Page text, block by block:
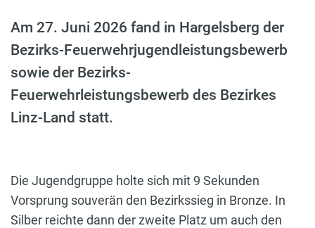
Am 27. Juni 2026 fand in Hargelsberg der
Bezirks-Feuerwehrjugendleistungsbewerb
sowie der Bezirks-
Feuerwehrleistungsbewerb des Bezirkes
Linz-Land statt.
Die Jugendgruppe holte sich mit 9 Sekunden
Vorsprung souverän den Bezirkssieg in Bronze. In
Silber reichte dann der zweite Platz um auch den